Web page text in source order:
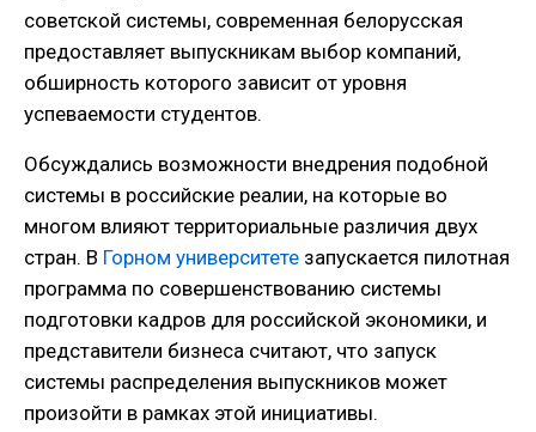
советской системы, современная белорусская
предоставляет выпускникам выбор компаний,
обширность которого зависит от уровня
успеваемости студентов.
Обсуждались возможности внедрения подобной
системы в российские реалии, на которые во
многом влияют территориальные различия двух
стран. В Горном университете запускается пилотная
программа по совершенствованию системы
подготовки кадров для российской экономики, и
представители бизнеса считают, что запуск
системы распределения выпускников может
произойти в рамках этой инициативы.